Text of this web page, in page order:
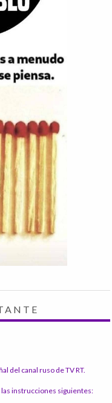
del canal ruso de TV RT.
instrucciones siguientes: